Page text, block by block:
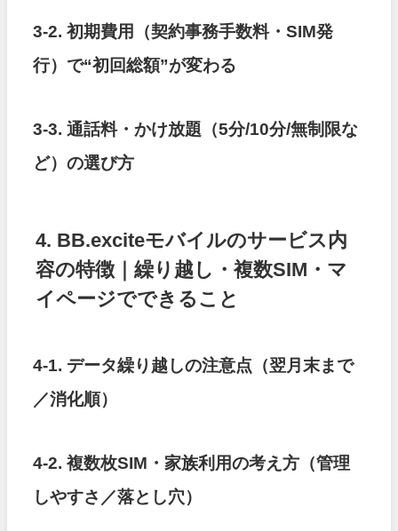
3-2. 初期費用（契約事務手数料・SIM発
行）で“初回総額”が変わる
3-3. 通話料・かけ放題（5分/10分/無制限な
ど）の選び方
4. BB.exciteモバイルのサービス内
容の特徴｜繰り越し・複数SIM・マ
イページでできること
4-1. データ繰り越しの注意点（翌月末まで
／消化順）
4-2. 複数枚SIM・家族利用の考え方（管理
しやすさ／落とし穴）